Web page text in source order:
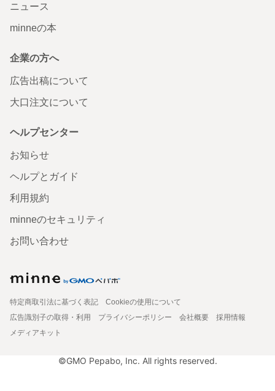
ニュース
minneの本
企業の方へ
広告出稿について
大口注文について
ヘルプセンター
お知らせ
ヘルプとガイド
利用規約
minneのセキュリティ
お問い合わせ
特定商取引法に基づく表記
Cookieの使用について
広告識別子の取得・利用
プライバシーポリシー 会社概要
採用情報
メディアキット
©GMO Pepabo, Inc. All rights reserved.